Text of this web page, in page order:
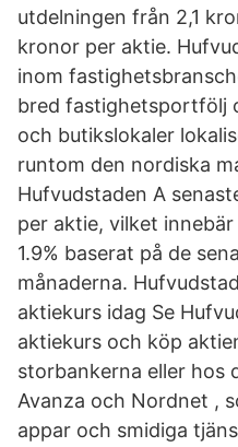
utdelningen från 2,1
kronor per aktie.
inom
bred fastighetsportfölj
och butikslokaler
runtom den nordiska
Hufvudstaden A
per aktie, vilket
1.9% baserat på de
månaderna.
aktiekurs idag Se
aktiekurs och köp
storbankerna eller hos
Avanza och Nordnet ,
appar och smidiga